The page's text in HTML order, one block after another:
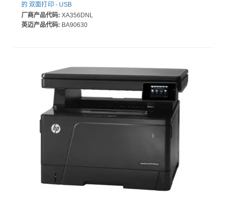
的 双面打印 - USB
厂商产品代码: XA356DNL
英迈产品代码: BA90630